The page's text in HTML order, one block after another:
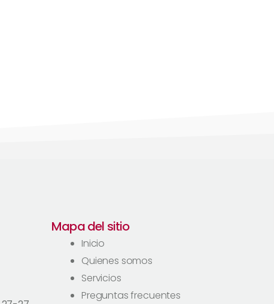
Mapa del sitio
Inicio
Quienes somos
Servicios
Preguntas frecuentes